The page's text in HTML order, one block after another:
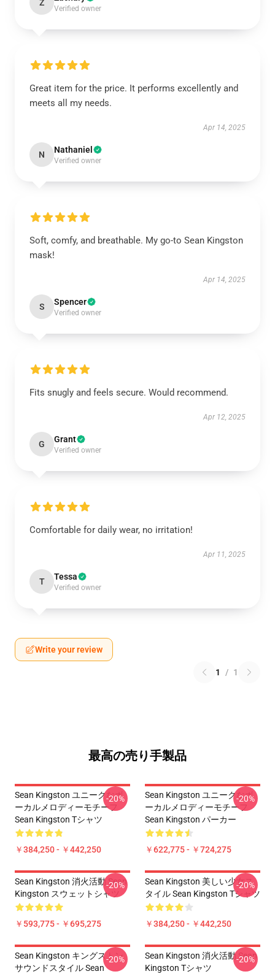
Z
Verified owner
Great item for the price. It performs excellently and
meets all my needs.
Apr 14, 2025
N Nathaniel
Verified owner
Soft, comfy, and breathable. My go-to Sean Kingston
mask!
Apr 14, 2025
S Spencer
Verified owner
Fits snugly and feels secure. Would recommend.
Apr 12, 2025
G Grant
Verified owner
Comfortable for daily wear, no irritation!
Apr 11, 2025
T Tessa
Verified owner
Write your review
1 / 1
最高の売り手製品
Sean Kingston ユニークなボ
ーカルメロディーモチーフ
Sean Kingston Tシャツ
￥384,250 - ￥442,250
-20%
Sean Kingston ユニークなボ
ーカルメロディーモチーフ
Sean Kingston パーカー
￥622,775 - ￥724,275
-20%
Sean Kingston 消火活動 Sean
Kingston スウェットシャツ
￥593,775 - ￥695,275
-20%
Sean Kingston 美しい少女ス
タイル Sean Kingston Tシャツ
￥384,250 - ￥442,250
-20%
Sean Kingston キングストン
サウンドスタイル Sean
-20%
Sean Kingston 消火活動 Sean
Kingston Tシャツ
-20%